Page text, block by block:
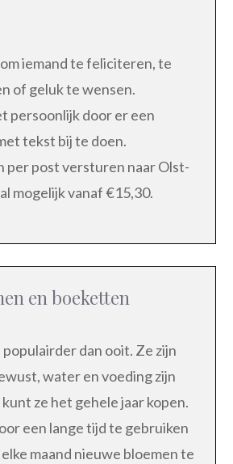
iemand te feliciteren, te
of geluk te wensen.
persoonlijk door er een
tekst bij te doen.
per post versturen naar Olst-
mogelijk vanaf €15,30.
en boeketten
dan ooit. Ze zijn
water en voeding zijn
ze het gehele jaar kopen.
een lange tijd te gebruiken
maand nieuwe bloemen te